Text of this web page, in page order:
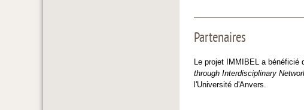
Partenaires
Le projet IMMIBEL a
through Interdisciplinary
l'Université d'Anvers.